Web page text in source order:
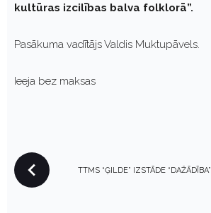
kultūras izcilības balva folklorā”.
Pasākuma vadītājs Valdis Muktupāvels.
Ieeja bez maksas
P
O
TTMS “ĢILDE” IZSTĀDE “DAŽĀDĪBA”